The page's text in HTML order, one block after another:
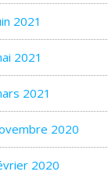
2021
2021
2021
2020
2020